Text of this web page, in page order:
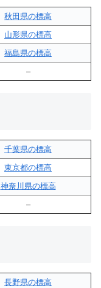
秋田県の標高
山形県の標高
福島県の標高
–
千葉県の標高
東京都の標高
神奈川県の標高
–
長野県の標高